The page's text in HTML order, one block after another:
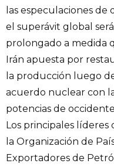
las especulaciones de
el superávit global será
prolongado a medida
Irán apuesta por
la producción luego
acuerdo nuclear con
potencias de
Los principales líderes
la Organización de
Exportadores de